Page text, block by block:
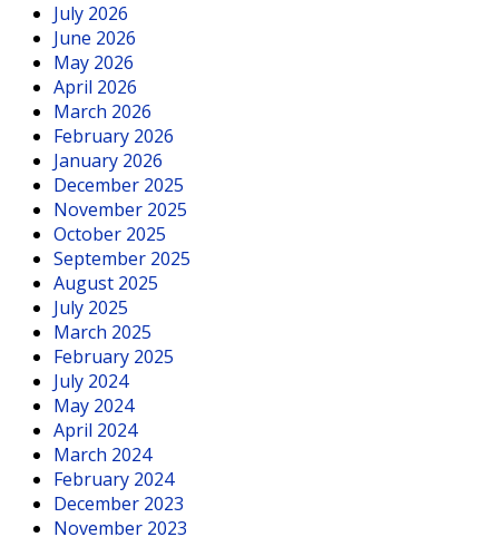
July 2026
June 2026
May 2026
April 2026
March 2026
February 2026
January 2026
December 2025
November 2025
October 2025
September 2025
August 2025
July 2025
March 2025
February 2025
July 2024
May 2024
April 2024
March 2024
February 2024
December 2023
November 2023